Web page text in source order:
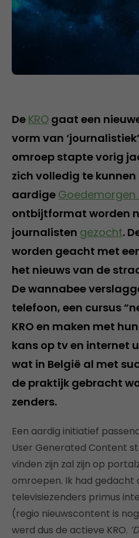
De KRO gaat een
vorm van
omroep stapte vorig
zich volledig te
aardige Goedemorgen
ontbijtformat worden
journalisten gezocht.
worden geacht met
het nieuws van de
De wannabee
telefoon, een cursus
KRO en maken met
kans op tv en internet
wat in België al met
de praktijk gebracht
zenders.
Een aardig initiatief
User Generated Content
vinden zijn zal zijn op
omroepen. Ik had gedacht
televisiezenders primus
(regio nieuwscontent is
werd dus de actieve KRO.